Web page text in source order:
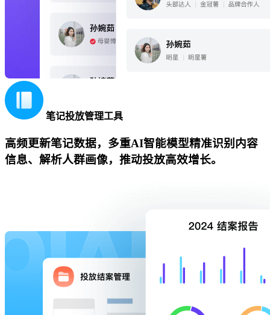
笔记投放管理工具
高频更新笔记数据，多重AI智能模型精准识别内容
信息、解析人群画像，推动投放高效增长。